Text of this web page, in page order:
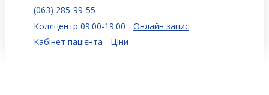
(063) 285-99-55
Коллцентр 09:00-19:00
Онлайн запис
Кабінет пацієнта
Ціни